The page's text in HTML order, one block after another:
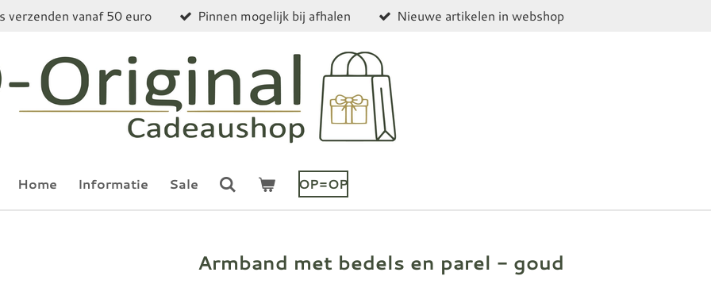
verzenden vanaf 50 euro Pinnen mogelijk bij afhalen Nieuwe artikelen in webshop
Home Informatie Sale OP=OP
Armband met bedels en parel - goud